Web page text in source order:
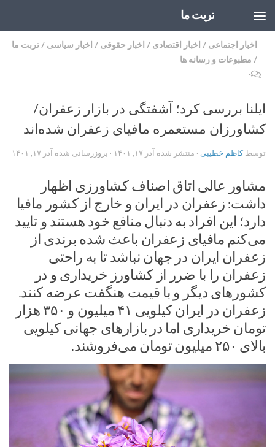
تربت ما
اخبار اجتماعی / اخبار اقتصادی / اخبار حقوقی / اخبار سیاسی /تربت ما
/ مطبوعات و رسانه ها
۰
ایلنا بررسی کرد؛ آشفتگی در بازار زعفران/
کشاورزان مستعمره مافیای زعفران شده‌اند
توسطکاظم خطیبی · منتشر شده آذر ۱۷, ۱۴۰۱ · بروزرسانی شده آذر ۱۷, ۱۴۰۱
مشاور عالی اتاق اصناف کشاورزی اظهار
داشت: زعفران در ایران و خارج از کشور مافیا
دارد؛ این افراد به دنبال منافع خود هستند و تایید
می‌کنم مافیای زعفران باعث شده برندی از
زعفران ایران در جهان نباشد تا به راحتی
زعفران را با ضرر از کشاورز خریداری و در
کشورهای دیگر و با قیمت‌ هنگفت عرضه کنند.
زعفران در ایران کیلویی ۴۱ میلیون و ۳۵۰ هزار
تومان خریداری اما در بازارهای جهانی کیلویی
بالای ۲۵۰ میلیون تومان می‌فروشند.